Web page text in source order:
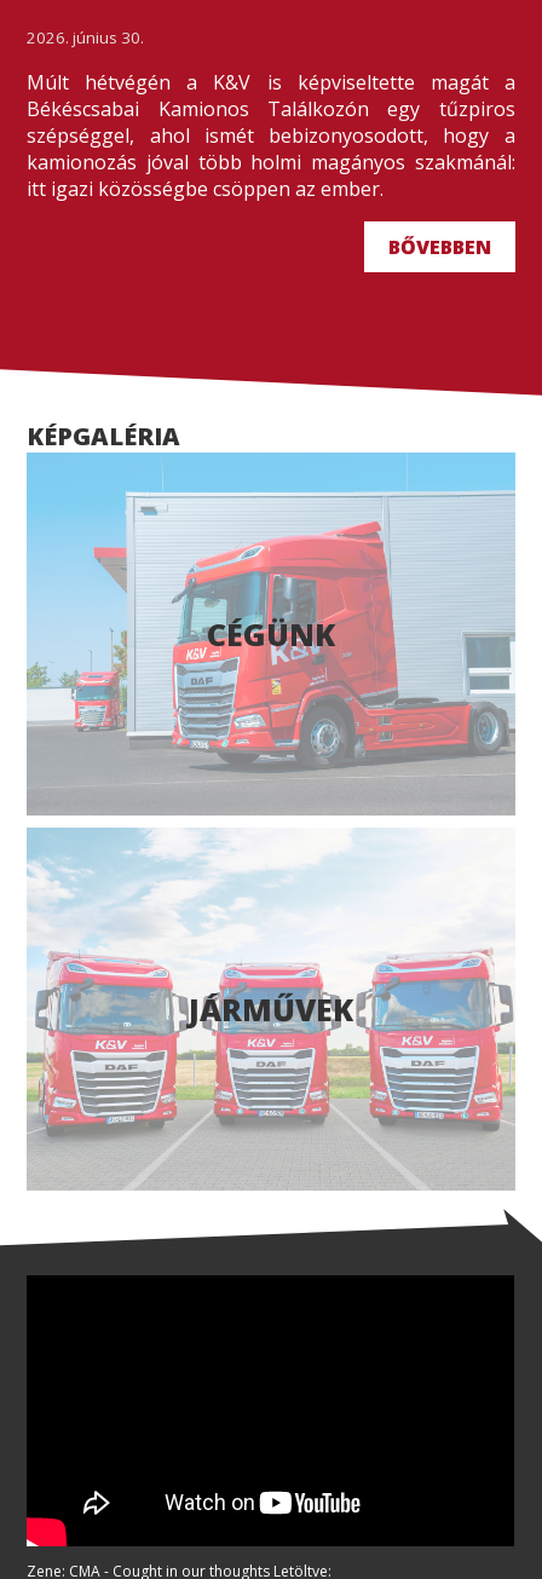
2026. június 30.
Múlt hétvégén a K&V is képviseltette magát a
Békéscsabai Kamionos Találkozón egy tűzpiros
szépséggel, ahol ismét bebizonyosodott, hogy a
kamionozás jóval több holmi magányos szakmánál:
itt igazi közösségbe csöppen az ember.
BŐVEBBEN
KÉPGALÉRIA
CÉGÜNK
JÁRMŰVEK
Zene: CMA - Cought in our thoughts Letöltve: